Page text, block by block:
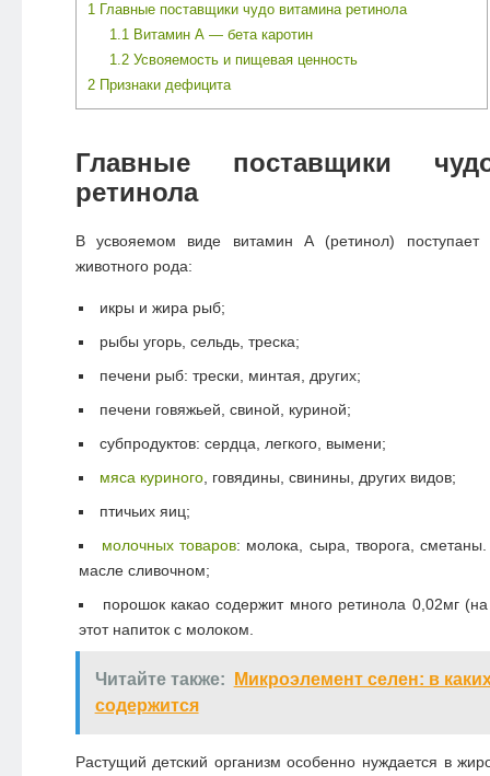
1Главные поставщики чудо витамина ретинола
1.1Витамин А — бета каротин
1.2Усвояемость и пищевая ценность
2Признаки дефицита
Главные поставщики
ретинола
В усвояемом виде витамин А (ретинол) поступает
животного рода:
икры и жира рыб;
рыбы угорь, сельдь, треска;
печени рыб: трески, минтая, других;
печени говяжьей, свиной, куриной;
субпродуктов: сердца, легкого, вымени;
мяса куриного, говядины, свинины, других видов;
птичьих яиц;
молочных товаров: молока, сыра, творога,
масле сливочном;
порошок какао содержит много ретинола 0,02мг
этот напиток с молоком.
Читайте также:
Микроэлемент селен: в
содержится
Растущий детский организм особенно нуждается в